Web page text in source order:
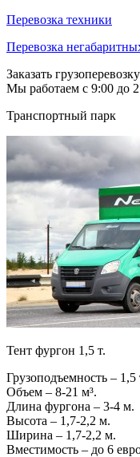
Перевозка техники
Перевозка
Заказать
Мы работаем с 9:00 до
Транспортный парк
Тент фургон 1,5 т.
Грузоподъемность – 1,5
Объем – 8-21 м³.
Длина фургона – 3-4 м.
Высота – 1,7-2,2 м.
Ширина – 1,7-2,2 м.
Вместимость – до 6